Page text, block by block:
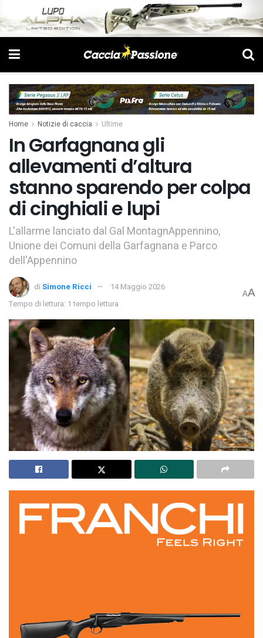
Home Notizie di caccia Ultime
In Garfagnana gli
allevamenti d’altura
stanno sparendo per colpa
di cinghiali e lupi
L'allarme lanciato dal Gal MontagnAppennino,
Unione dei Comuni della Garfagnana e Parco
dell'Appennino
di Simone Ricci
14 Maggio 2026
Tempo di lettura: 1 tempo lettura
AA